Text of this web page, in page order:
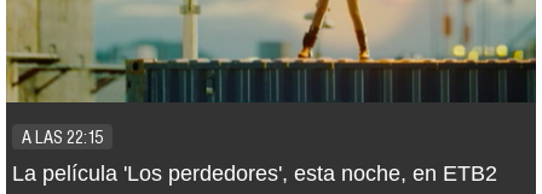
A LAS 22:15
La película 'Los perdedores', esta noche, en ETB2